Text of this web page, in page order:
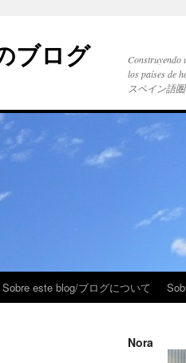
ブログ
Construyendo
los países de
スペイン語
Sobre este blog/ブログについて
Nora